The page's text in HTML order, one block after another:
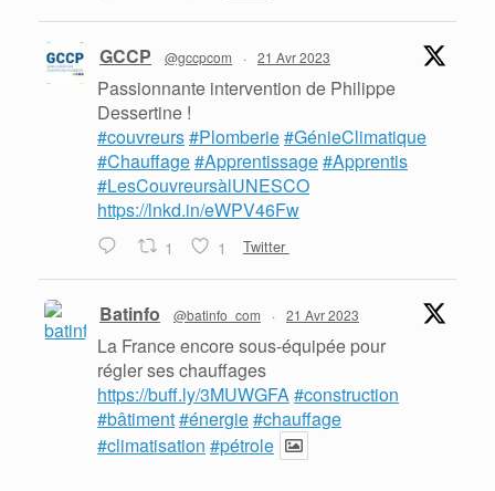
GCCP @gccpcom · 21 Avr 2023
Passionnante intervention de Philippe
Dessertine !
#couvreurs#Plomberie#GénieClimatique
#Chauffage#Apprentissage#Apprentis
#LesCouvreursàlUNESCO
https://lnkd.in/eWPV46Fw
1 1 Twitter
Batinfo @batinfo_com · 21 Avr 2023
La France encore sous-équipée pour
régler ses chauffages
https://buff.ly/3MUWGFA#construction
#bâtiment#énergie#chauffage
#climatisation #pétrole